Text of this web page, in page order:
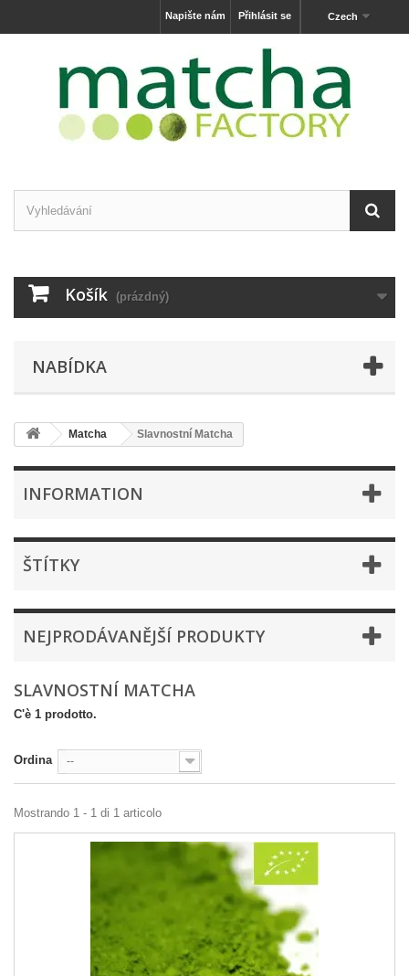
Czech
Přihlásit se
Napište nám
Košík (prázdný)
NABÍDKA
Matcha Slavnostní Matcha
INFORMATION
ŠTÍTKY
NEJPRODÁVANĚJŠÍ PRODUKTY
SLAVNOSTNÍ MATCHA
C'è 1 prodotto.
Ordina --
Mostrando 1 - 1 di 1 articolo